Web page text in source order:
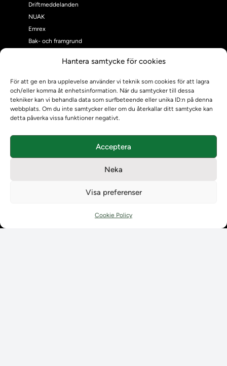
Hantera samtycke för cookies
För att ge en bra upplevelse använder vi teknik som cookies för att lagra
och/eller komma åt enhetsinformation. När du samtycker till dessa
tekniker kan vi behandla data som surfbeteende eller unika ID:n på denna
webbplats. Om du inte samtycker eller om du återkallar ditt samtycke kan
detta påverka vissa funktioner negativt.
Acceptera
Neka
Visa preferenser
Cookie Policy
Driftmeddelanden
NUAK
Emrex
Bak- och framgrund
Verifiera eller kontrollera bevis
Om oss
Om oss
Om Ladokkonsortiet
Vision, strategi och produktplan
Teamens sammansättning och arbetet på Ladokkonsortiet